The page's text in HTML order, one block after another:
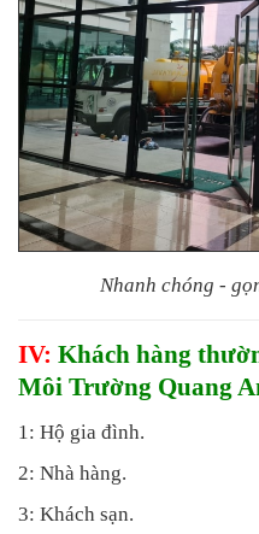
Nhanh chóng -
IV: Khách hàng
Môi Trường Quang
1: Hộ gia đình.
2: Nhà hàng.
3: Khách sạn.